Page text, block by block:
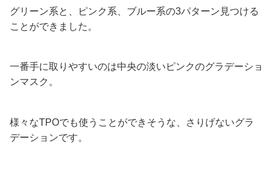
グリーン系と、ピンク系、ブルー系の3パターン見つける
ことができました。
一番手に取りやすいのは中央の淡いピンクのグラデーショ
ンマスク。
様々なTPOでも使うことができそうな、さりげないグラ
デーションです。